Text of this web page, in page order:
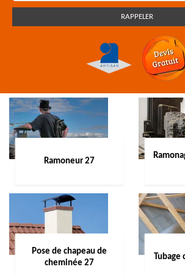
Ramoneur 27
Pose de chapeau de
cheminée 27
Tubage